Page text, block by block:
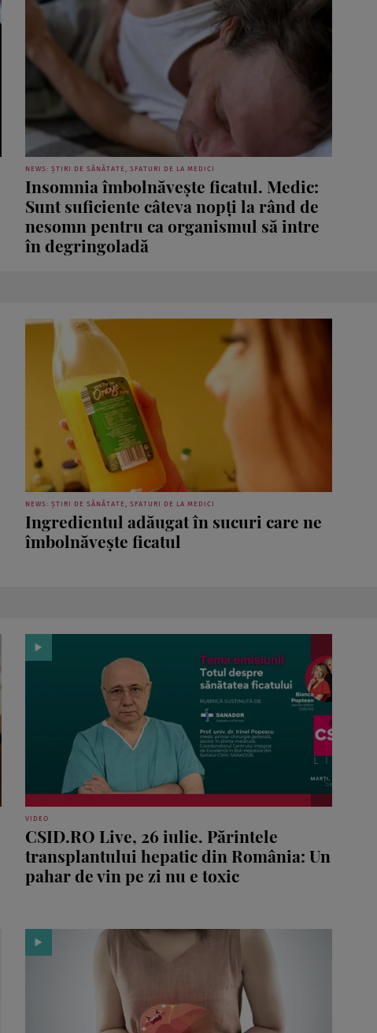
NEWS: ȘTIRI DE SĂNĂTATE, SFATURI DE LA MEDICI
Insomnia îmbolnăvește ficatul. Medic:
Sunt suficiente câteva nopți la rând de
nesomn pentru ca organismul să intre
în degringoladă
NEWS: ȘTIRI DE SĂNĂTATE, SFATURI DE LA MEDICI
Ingredientul adăugat în sucuri care ne
îmbolnăvește ficatul
VIDEO
CSID.RO Live, 26 iulie. Părintele
transplantului hepatic din România: Un
pahar de vin pe zi nu e toxic